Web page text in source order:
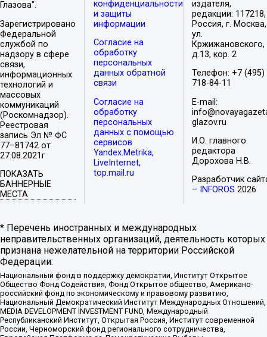
Глазова".
Зарегистрировано
Федеральной
службой по
надзору в сфере
связи,
информационных
технологий и
массовых
коммуникаций
(Роскомнадзор).
Реестровая
запись Эл № ФС
77–81742 от
27.08.2021г
ПОКАЗАТЬ
БАННЕРНЫЕ
МЕСТА
конфиденциальности
и защиты
информации
Согласие на
обработку
персональных
данных обратной
связи
Согласие на
обработку
персональных
данных с помощью
сервисов
Yandex.Metrika,
LiveInternet,
top.mail.ru
издателя,
редакции: 117218,
Россия, г. Москва,
ул.
Кржижановского,
д.13, кор. 2
Телефон: +7 (495)
718-84-11
E-mail:
glazov.ru
И.О. главного
редактора
Дорохова Н.В.
Разработчик
–
INFOROS 2026
* Перечень иностранных и международных
неправительственных организаций, деятельность которых
признана нежелательной на территории Российской
Федерации:
Национальный фонд в поддержку демократии, Институт Открытое
Общество Фонд Содействия, Фонд Открытое общество, Американо-
российский фонд по экономическому и правовому развитию,
Национальный Демократический Институт Международных Отношений,
MEDIA DEVELOPMENT INVESTMENT FUND, Международный
Республиканский Институт, Открытая Россия, Институт современной
России, Черноморский фонд регионального сотрудничества,